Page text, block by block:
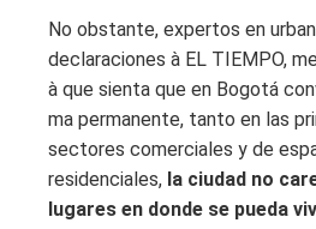
No obstante, expertos en
declaraciones à EL TIEMPO,
à que sienta que en Bogotá
ma permanente, tanto en las
sectores comerciales y de
residenciales, la ciudad no
lugares en donde se pueda